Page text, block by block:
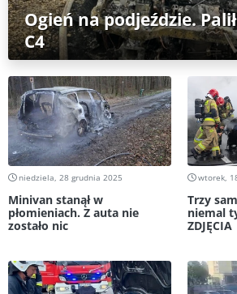
Ogień na podjeździe.
C4
niedziela, 28 grudnia 2025
Minivan stanął w
płomieniach. Z auta nie
zostało nic
wtorek,
Trzy
niemal
ZDJĘCIA